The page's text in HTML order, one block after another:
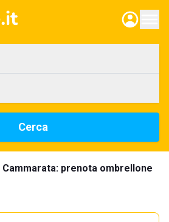
Cerca
prenota ombrellone